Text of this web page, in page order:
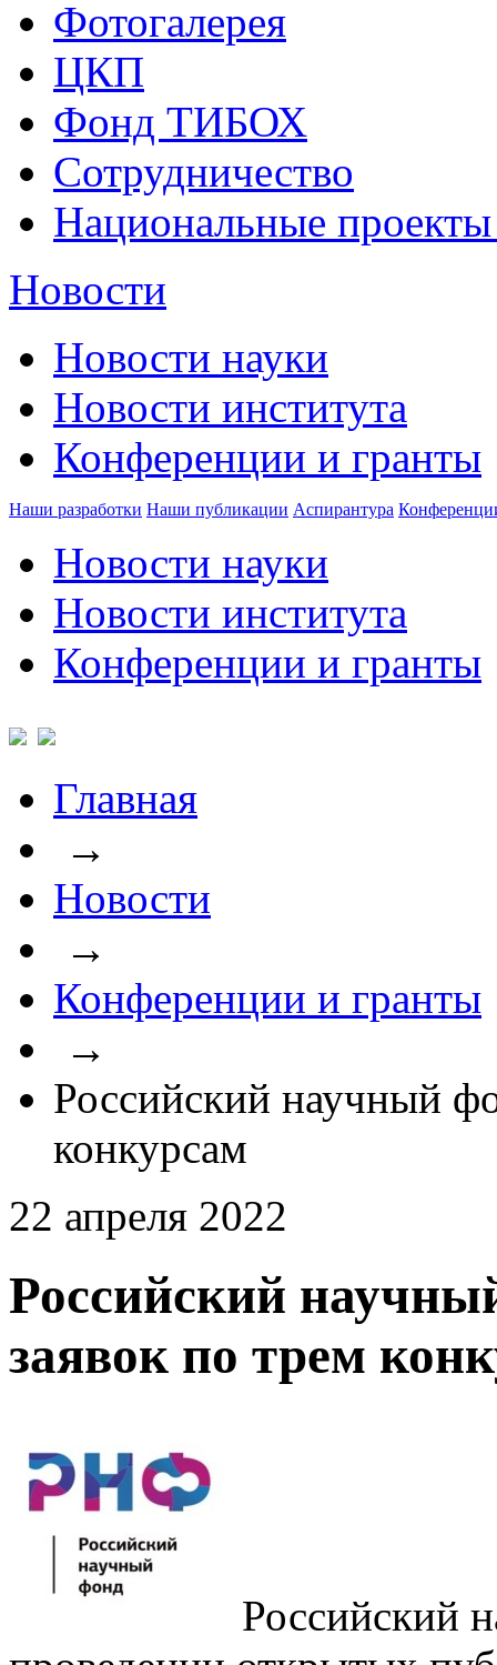
Фотогалерея
ЦКП
Фонд ТИБОХ
Сотрудничество
Национальные
Новости
Новости науки
Новости института
Конференции и гранты
Наши разработки Наши публикации Аспирантура
Новости науки
Новости института
Конференции и гранты
Главная
→
Новости
→
Конференции и гранты
→
Российский научный
конкурсам
22 апреля 2022
Российский
заявок по трем
Российский